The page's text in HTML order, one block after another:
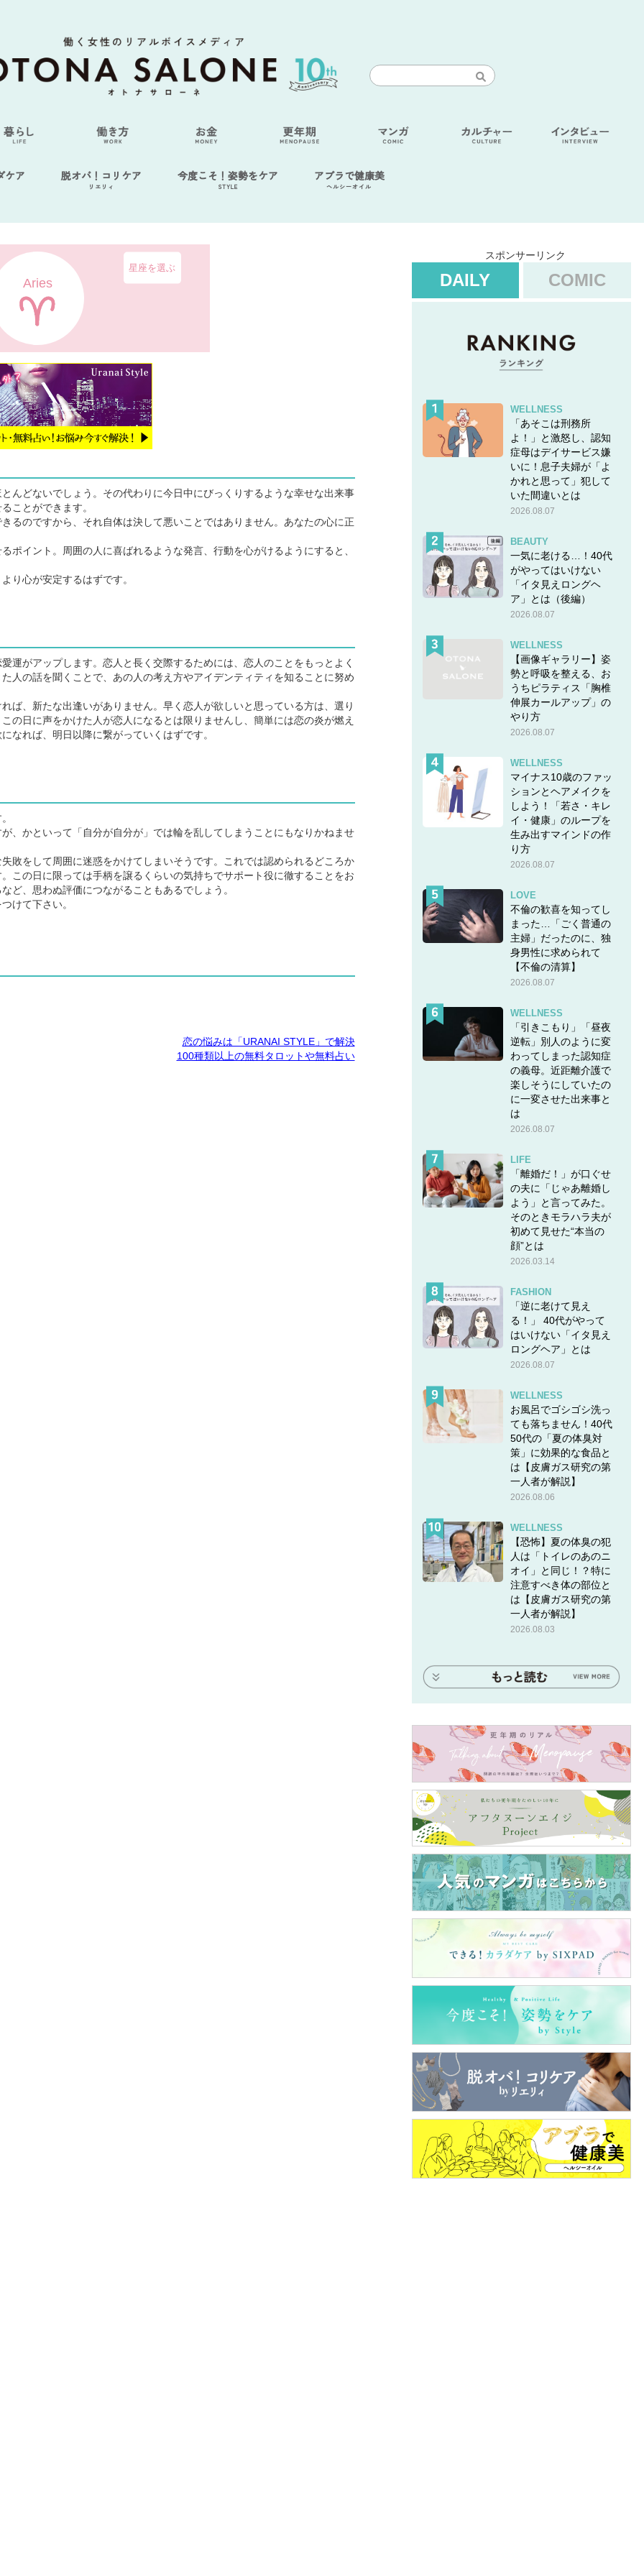
ケア 脱オバ！コリケア
リエリィ
今度こそ！姿勢をケア
STYLE
アブラで健康美
ヘルシーオイル
Aries
星座を選ぶ
んどないでしょう。その代わりに今日中にびっくりするような幸せな出来事
ことができます。
るのですから、それ自体は決して悪いことではありません。あなたの心に正
イント。周囲の人に喜ばれるような発言、行動を心がけるようにすると、
り心が安定するはずです。
がアップします。恋人と長く交際するためには、恋人のことをもっとよく
人の話を聞くことで、あの人の考え方やアイデンティティを知ることに努め
ば、新たな出逢いがありません。早く恋人が欲しいと思っている方は、選り
の日に声をかけた人が恋人になるとは限りませんし、簡単には恋の炎が燃え
なれば、明日以降に繋がっていくはずです。
、かといって「自分が自分が」では輪を乱してしまうことにもなりかねませ
敗をして周囲に迷惑をかけてしまいそうです。これでは認められるどころか
この日に限っては手柄を譲るくらいの気持ちでサポート役に徹することをお
ど、思わぬ評価につながることもあるでしょう。
けて下さい。
恋の悩みは「URANAI STYLE」で解決
100種類以上の無料タロットや無料占い
スポンサーリンク
DAILY COMIC
WELLNESS
「あそこは刑務所
よ！」と激怒し、認知
症母はデイサービス嫌
いに！息子夫婦が「よ
かれと思って」犯して
いた間違いとは
2026.08.07
BEAUTY
一気に老ける…！40代
がやってはいけない
「イタ見えロングヘ
ア」とは（後編）
2026.08.07
WELLNESS
【画像ギャラリー】姿
勢と呼吸を整える、お
うちピラティス「胸椎
伸展カールアップ」の
やり方
2026.08.07
WELLNESS
マイナス10歳のファッ
ションとヘアメイクを
しよう！「若さ・キレ
イ・健康」のループを
生み出すマインドの作
り方
2026.08.07
LOVE
不倫の歓喜を知ってし
まった…「ごく普通の
主婦」だったのに、独
身男性に求められて
【不倫の清算】
2026.08.07
WELLNESS
「引きこもり」「昼夜
逆転」別人のように変
わってしまった認知症
の義母。近距離介護で
楽しそうにしていたの
に一変させた出来事と
は
2026.08.07
LIFE
「離婚だ！」が口ぐせ
の夫に「じゃあ離婚し
よう」と言ってみた。
そのときモラハラ夫が
初めて見せた“本当の
顔”とは
2026.03.14
FASHION
「逆に老けて見え
る！」 40代がやって
はいけない「イタ見え
ロングヘア」とは
2026.08.07
WELLNESS
お風呂でゴシゴシ洗っ
ても落ちません！40代
50代の「夏の体臭対
策」に効果的な食品と
は【皮膚ガス研究の第
一人者が解説】
2026.08.06
WELLNESS
【恐怖】夏の体臭の犯
人は「トイレのあのニ
オイ」と同じ！？特に
注意すべき体の部位と
は【皮膚ガス研究の第
一人者が解説】
2026.08.03